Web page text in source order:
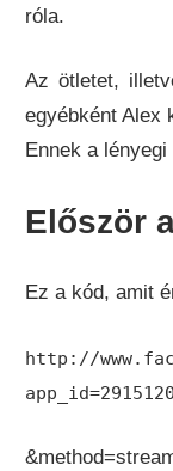
róla.
Az ötletet,
egyébként Alex
Ennek a
Először
Ez a kód, amit
http://